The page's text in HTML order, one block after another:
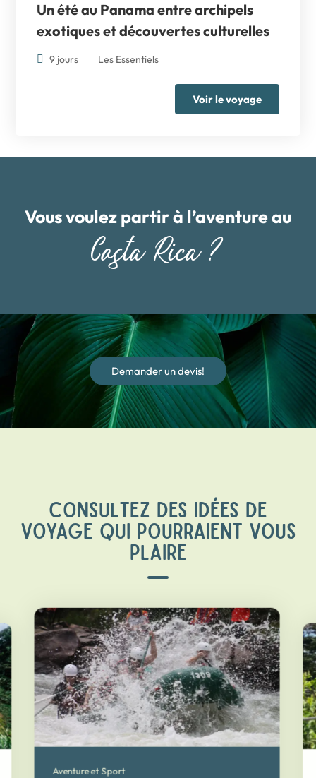
Un été au Panama entre archipels
exotiques et découvertes culturelles
9 jours Les Essentiels
Voir le voyage
Vous voulez partir à l’aventure au
Costa Rica ?
Demander un devis!
CONSULTEZ DES IDÉES DE
VOYAGE QUI POURRAIENT VOUS
PLAIRE
Aventure et Sport